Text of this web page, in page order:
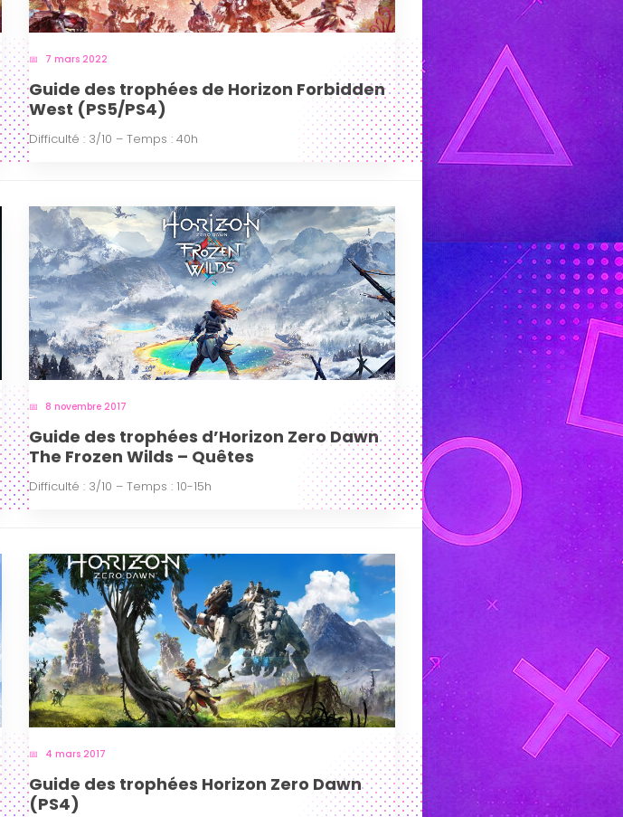
7 mars 2022
Guide des trophées de Horizon Forbidden
West (PS5/PS4)
Difficulté : 3/10 – Temps : 40h
8 novembre 2017
Guide des trophées d’Horizon Zero Dawn
The Frozen Wilds – Quêtes
Difficulté : 3/10 – Temps : 10-15h
4 mars 2017
Guide des trophées Horizon Zero Dawn
(PS4)